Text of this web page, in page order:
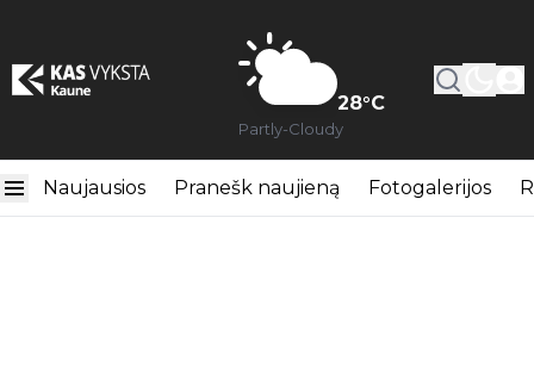
28°C
Partly-Cloudy
Naujausios Pranešk naujieną Fotogalerijos